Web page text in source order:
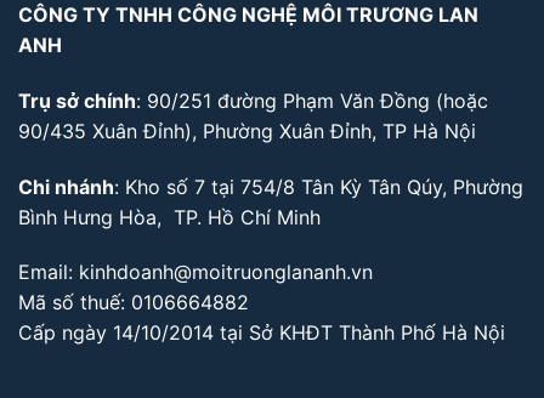
CÔNG TY TNHH CÔNG NGHỆ MÔI TRƯƠNG LAN
ANH
Trụ sở chính: 90/251 đường Phạm Văn Đồng (hoặc
90/435 Xuân Đỉnh), Phường Xuân Đỉnh, TP Hà Nội
Chi nhánh: Kho số 7 tại 754/8 Tân Kỳ Tân Qúy, Phường
Bình Hưng Hòa, TP. Hồ Chí Minh
Email: kinhdoanh@moitruonglananh.vn
Mã số thuế: 0106664882
Cấp ngày 14/10/2014 tại Sở KHĐT Thành Phố Hà Nội